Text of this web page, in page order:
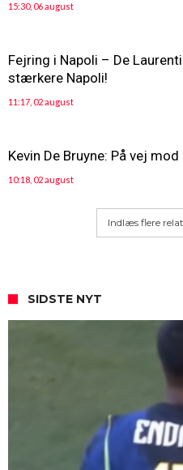
15:30, 06 august
Fejring i Napoli – De
stærkere Napoli!
11:17, 02 august
Kevin De Bruyne: På vej
10:18, 02 august
Indlæs flere
SIDSTE NYT